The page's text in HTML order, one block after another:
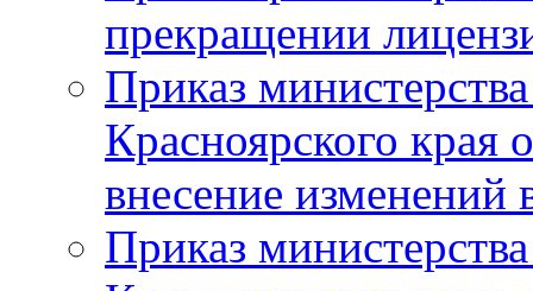
прекращении
Приказ
Красноярского
внесение изменений
Приказ